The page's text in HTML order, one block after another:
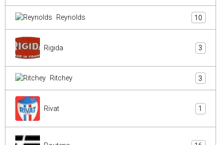
Reynolds 10
Rigida 3
Ritchey 3
Rivat 1